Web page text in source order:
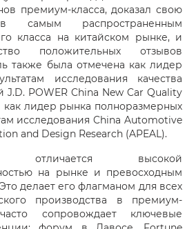
премиум-класса, доказал свою
самым распространенным
класса на китайском рынке, и
положительных отзывов
также была отмечена как лидер
исследования качества
POWER China New Car Quality
как лидер рынка полноразмерных
исследования China Automotive
and Design Research (APEAL).
высокой
на рынке и превосходным
делает его флагманом для всех
производства в премиум-
сопровождает ключевые